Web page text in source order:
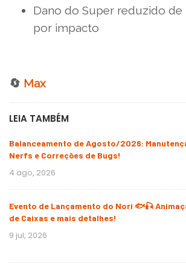
Dano do Super reduzido de
por impacto
🔄 Max
LEIA TAMBÉM
Balanceamento de Agosto/2026:
Nerfs e Correções de Bugs!
4 ago, 2026
Evento de Lançamento do Nori 🐟🎣
de Caixas e mais detalhes!
9 jul, 2026